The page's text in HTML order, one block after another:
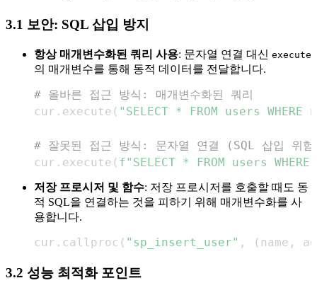
3.1 보안: SQL 삽입 방지
항상 매개변수화된 쿼리 사용: 문자열 연결 대신 execute
의 매개변수를 통해 동적 데이터를 전달합니다.
# 올바른 접근 방식: 매개변수화된 쿼리
cur . execute ( "SELECT * FROM users WHERE
# 잘못된 접근 방식: 문자열 연결 (SQL 삽입 위
cur . execute ( f"SELECT * FROM users
저장 프로시저 및 함수: 저장 프로시저를 호출할 때도 동
적 SQL을 연결하는 것을 피하기 위해 매개변수화를 사
용합니다.
cur . callproc ( "sp_insert_user" , ( name ,
3.2 성능 최적화 포인트